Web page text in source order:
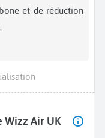
et de réduction
Wizz Air UK